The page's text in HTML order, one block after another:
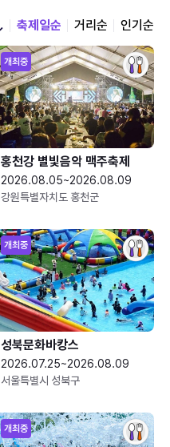
축제일순 거리순 인기순
개최중
홍천강 별빛음악 맥주축제
2026.08.05~2026.08.09
강원특별자치도 홍천군
개최중
성북문화바캉스
2026.07.25~2026.08.09
서울특별시 성북구
개최중